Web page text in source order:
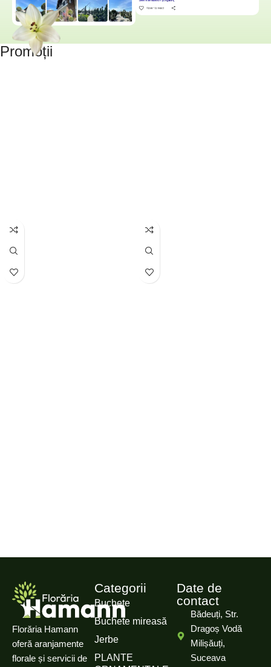
Promoții
Florăria Hamann
oferă aranjamente
florale și servicii de
Categorii
Buchete
Buchete mireasă
Jerbe
PLANTE
Date de
contact
Bădeuți, Str.
Dragoș Vodă
Milișăuți,
Suceava